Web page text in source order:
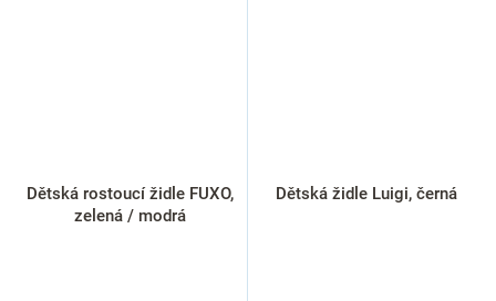
Dětská rostoucí židle FUXO,
zelená / modrá
Dětská židle Luigi, černá